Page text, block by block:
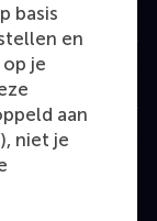
basis
en
je
aan
niet je